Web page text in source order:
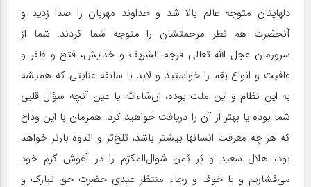
دلهایتان متوجه عالم بالا شد و خداوند مهربان را صدا زدید و
آنحضرت هم نظر مرحمتشان را متوجه شما کردند. شما از
سرورمان عجل‌ الله تعالی ‌فرجه‌ الشریف و خدایش، فتح و ظفر و
عافیت و انواع نِعَم را خواستید و لابد با سابقه عنایتی که همیشه
به این نظام و این ملت بوده، ان‌شاء‌الله یا عین آنچه سؤال قلبی
شما بوده یا بهتر از آن را دریافت خواهید کرد. همزمان با این وداع
که هر چه معرفت انسانها بیشتر باشد، تلخ‌تر و اندوه‌ بارتر خواهد
بود، هلال سعید و پُر یُمن شوال‌المکرّم را در آغوش گرم خود
می‌فشاریم و با خوف و رجاء منتظر عیدی حضرت حق تبارک و